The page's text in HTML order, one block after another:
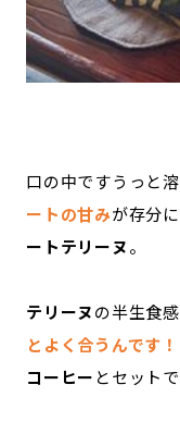
口の中ですうっと
ートの甘みが存分
ートテリーヌ。
テリーヌの半生食
とよく合うんです！
コーヒー とセット